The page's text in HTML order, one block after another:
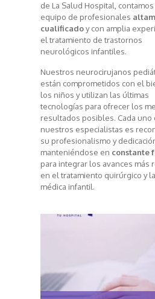
de La Salud Hospital,
equipo de profesionales
cualificadoy con amplia
el tratamiento de trastornos
neurológicos infantiles.
Nuestros neurocirujanos
están comprometidos con el
los niños y utilizan las últimas
tecnologías para ofrecer los
resultados posibles. Cada uno
nuestros especialistas es
su profesionalismo y
manteniéndose en constante
para integrar los avances más
en el tratamiento quirúrgico y
médica infantil.